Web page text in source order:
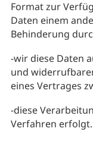
Format zur
Daten einem
Behinderung
-​wir diese Daten
und
eines Vertrages
-​diese
Verfahren erfolgt.